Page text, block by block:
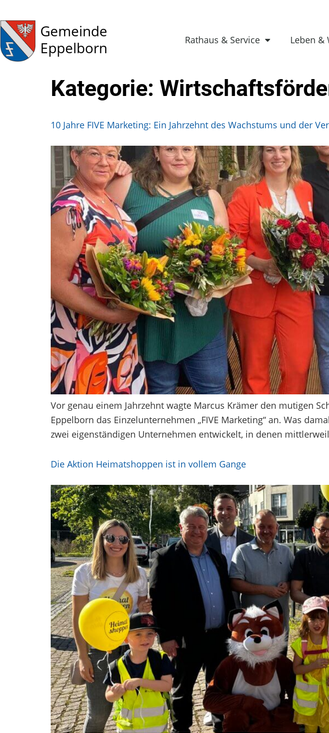
Gemeinde
Eppelborn
Rathaus & Service Leben &
Kategorie:
10 Jahre FIVE Marketing: Ein Jahrzehnt des Wachstums und der
Vor genau einem Jahrzehnt wagte Marcus Krämer den mutigen
Eppelborn das Einzelunternehmen „FIVE Marketing“ an. Was
zwei eigenständigen Unternehmen entwickelt, in denen
Die Aktion Heimatshoppen ist in vollem Gange